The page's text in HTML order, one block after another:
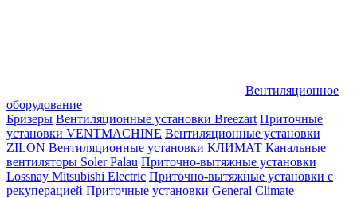
Вентиляционное
оборудование
Бризеры Вентиляционные установки Breezart Приточные
установки VENTMACHINE Вентиляционные установки
ZILON Вентиляционные установки КЛИМАТ Канальные
вентиляторы Soler Palau Приточно-вытяжные установки
Lossnay Mitsubishi Electric Приточно-вытяжные установки с
рекуперацией Приточные установки General Climate